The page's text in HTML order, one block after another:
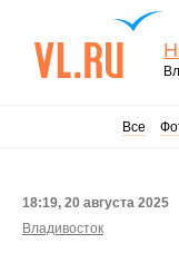
Все
18:19, 20 августа 2025
Владивосток